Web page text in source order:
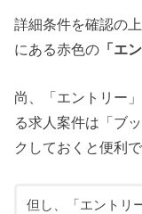
詳細条件を確認の
にある赤色の 「エ
尚、「エントリー
る求人案件は「ブ
クしておくと便利で
但し、「エントリ